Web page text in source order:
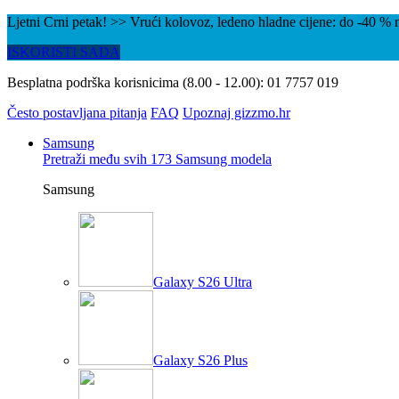
Ljetni Crni petak! >> Vrući kolovoz, ledeno hladne cijene: do -40 %
ISKORISTI SADA
Besplatna podrška korisnicima (8.00 - 12.00): 01 7757 019
Često postavljana pitanja FAQ Upoznaj gizzmo.hr
Samsung
Pretraži među svih 173 Samsung modela
Samsung
Galaxy S26 Ultra
Galaxy S26 Plus